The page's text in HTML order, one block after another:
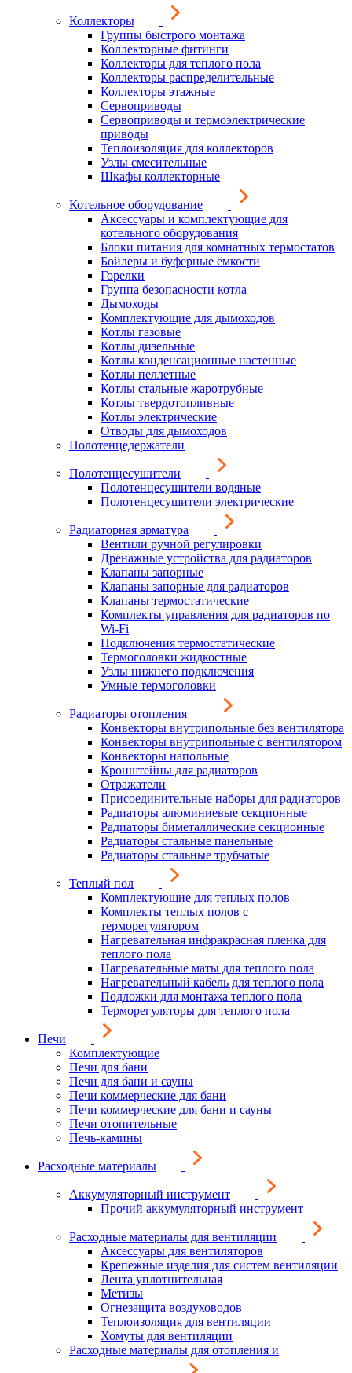
Коллекторы
Группы быстрого монтажа
Коллекторные фитинги
Коллекторы для теплого пола
Коллекторы распределительные
Коллекторы этажные
Сервоприводы
Сервоприводы и термоэлектрические
приводы
Теплоизоляция для коллекторов
Узлы смесительные
Шкафы коллекторные
Котельное оборудование
Аксессуары и комплектующие для
котельного оборудования
Блоки питания для комнатных термостатов
Бойлеры и буферные ёмкости
Горелки
Группа безопасности котла
Дымоходы
Комплектующие для дымоходов
Котлы газовые
Котлы дизельные
Котлы конденсационные настенные
Котлы пеллетные
Котлы стальные жаротрубные
Котлы твердотопливные
Котлы электрические
Отводы для дымоходов
Полотенцедержатели
Полотенцесушители
Полотенцесушители водяные
Полотенцесушители электрические
Радиаторная арматура
Вентили ручной регулировки
Дренажные устройства для радиаторов
Клапаны запорные
Клапаны запорные для радиаторов
Клапаны термостатические
Комплекты управления для радиаторов по
Wi-Fi
Подключения термостатические
Термоголовки жидкостные
Узлы нижнего подключения
Умные термоголовки
Радиаторы отопления
Конвекторы внутрипольные без вентилятора
Конвекторы внутрипольные с вентилятором
Конвекторы напольные
Кронштейны для радиаторов
Отражатели
Присоединительные наборы для радиаторов
Радиаторы алюминиевые секционные
Радиаторы биметаллические секционные
Радиаторы стальные панельные
Радиаторы стальные трубчатые
Теплый пол
Комплектующие для теплых полов
Комплекты теплых полов с
терморегулятором
Нагревательная инфракрасная пленка для
теплого пола
Нагревательные маты для теплого пола
Нагревательный кабель для теплого пола
Подложки для монтажа теплого пола
Терморегуляторы для теплого пола
Печи
Комплектующие
Печи для бани
Печи для бани и сауны
Печи коммерческие для бани
Печи коммерческие для бани и сауны
Печи отопительные
Печь-камины
Расходные материалы
Аккумуляторный инструмент
Прочий аккумуляторный инструмент
Расходные материалы для вентиляции
Аксессуары для вентиляторов
Крепежные изделия для систем вентиляции
Лента уплотнительная
Метизы
Огнезащита воздуховодов
Теплоизоляция для вентиляции
Хомуты для вентиляции
Расходные материалы для отопления и